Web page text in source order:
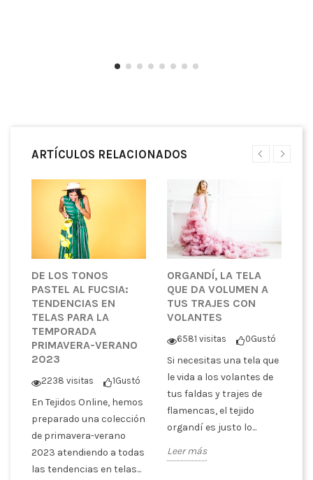
ARTÍCULOS RELACIONADOS
DE LOS TONOS
PASTEL AL FUCSIA:
TENDENCIAS EN
TELAS PARA LA
TEMPORADA
PRIMAVERA-VERANO
2023
2238 visitas 1Gustó
En Tejidos Online, hemos
preparado una colección
de primavera-verano
2023 atendiendo a todas
las tendencias en telas...
ORGANDÍ, LA TELA
QUE DA VOLUMEN A
TUS TRAJES CON
VOLANTES
6581 visitas 0Gustó
Si necesitas una tela que
le vida a los volantes de
tus faldas y trajes de
flamencas, el tejido
organdí es justo lo...
Leer más